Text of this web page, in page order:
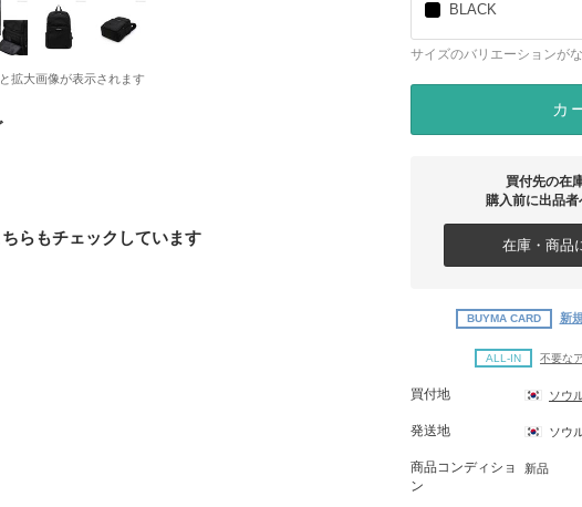
拡大画像が表示されます
らもチェックしています
BLACK
サイズのバリエーションが
カ
買付先の在
購入前に出品者
在庫・商品
BUYMA CARD 新
ALL-IN 不要な
買付地 ソウ
発送地 ソウ
商品コンディショ
ン
新品